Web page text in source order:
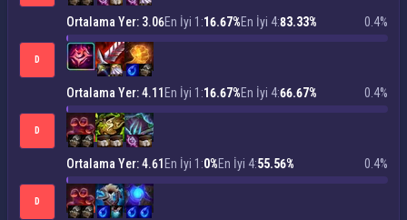
Ortalama Yer: 3.06En İyi 1:16.67%En İyi 4:83.33% 0.4%
D
Ortalama Yer: 4.11 En İyi 1:16.67%En İyi 4:66.67% 0.4%
D
Ortalama Yer: 4.61 En İyi 1:0%En İyi 4:55.56% 0.4%
D